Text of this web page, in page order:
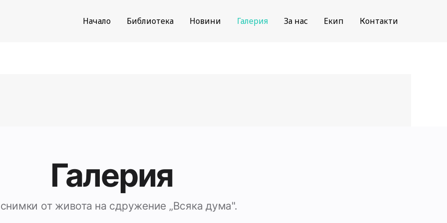
Начало Библиотека Новини Галерия За нас Екип Контакти
Галерия
от живота на сдружение „Всяка дума".